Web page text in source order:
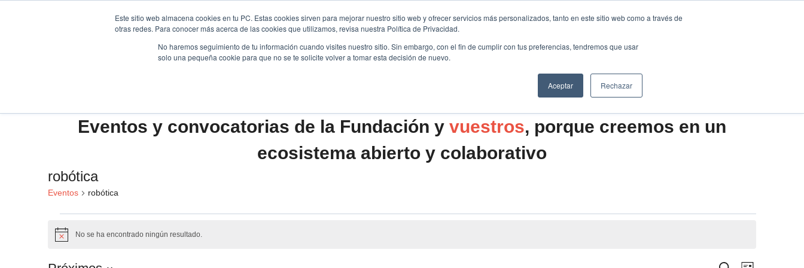
Este sitio web almacena cookies en tu PC. Estas cookies sirven para mejorar nuestro sitio web y ofrecer servicios más personalizados, tanto en este sitio web como a través de
otras redes. Para conocer más acerca de las cookies que utilizamos, revisa nuestra Política de Privacidad.
No haremos seguimiento de tu información cuando visites nuestro sitio. Sin embargo, con el fin de cumplir con tus preferencias, tendremos que usar
solo una pequeña cookie para que no se te solicite volver a tomar esta decisión de nuevo.
Aceptar Rechazar
HOME B2B FILANTROPÍA LONGEVIDAD
Eventos y convocatorias de la Fundación y vuestros, porque creemos en un
ecosistema abierto y colaborativo
robótica
Eventos robótica
Eventos
Aviso No se ha encontrado ningún resultado.